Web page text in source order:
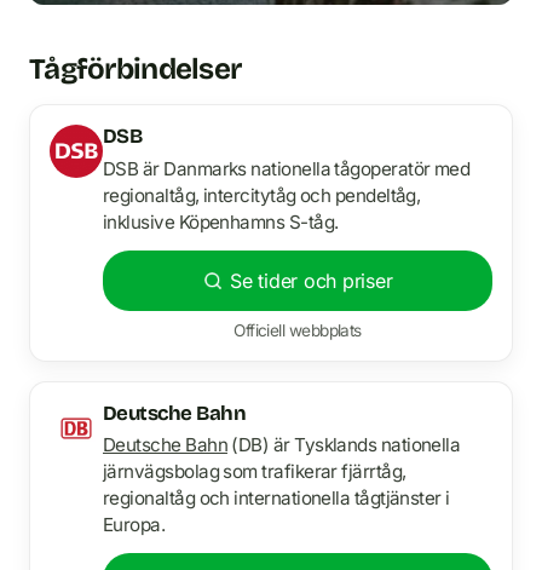
Tågförbindelser
DSB
DSB är Danmarks nationella tågoperatör med
regionaltåg, intercitytåg och pendeltåg,
inklusive Köpenhamns S-tåg.
Se tider och priser
Officiell webbplats
Deutsche Bahn
Deutsche Bahn(DB) är Tysklands nationella
järnvägsbolag som trafikerar fjärrtåg,
regionaltåg och internationella tågtjänster i
Europa.